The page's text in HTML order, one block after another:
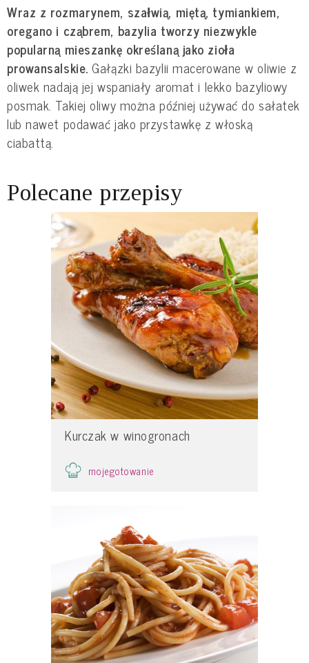
Wraz z rozmarynem, szałwią, miętą, tymiankiem,
oregano i cząbrem, bazylia tworzy niezwykle
popularną mieszankę określaną jako zioła
prowansalskie. Gałązki bazylii macerowane w oliwie z
oliwek nadają jej wspaniały aromat i lekko bazyliowy
posmak. Takiej oliwy można później używać do sałatek
lub nawet podawać jako przystawkę z włoską
ciabattą.
Polecane przepisy
Kurczak w winogronach
mojegotowanie